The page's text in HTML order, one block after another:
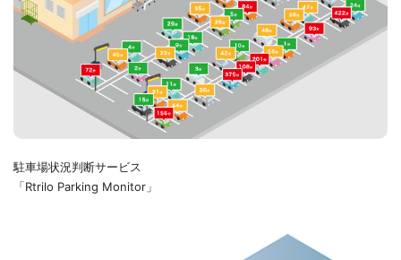
駐車場状況判断サービス
「Rtrilo Parking Monitor」